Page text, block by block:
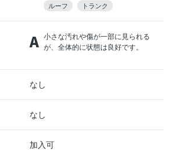
ルーフ
トランク
A 小さな汚れや傷が一部に見られる
が、全体的に状態は良好です。
なし
なし
加入可